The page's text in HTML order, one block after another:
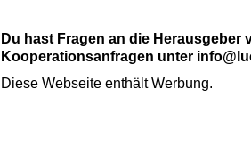
Du hast Fragen an die
Kooperationsanfragen unter
Diese Webseite enthält Werbung.